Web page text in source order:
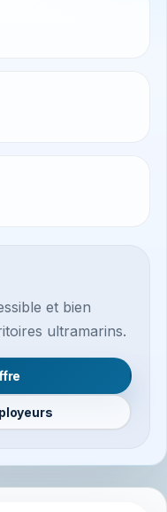
et bien
ultramarins.